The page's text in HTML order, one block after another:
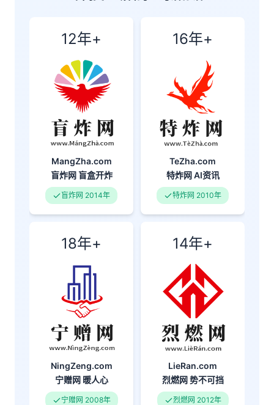
12年+
MangZha.com
盲炸网盲盒开炸
盲炸网 2014年
16年+
TeZha.com
特炸网AI资讯
特炸网 2010年
18年+
NingZeng.com
宁赠网暖人心
宁赠网 2008年
14年+
LieRan.com
烈燃网势不可挡
烈燃网 2012年